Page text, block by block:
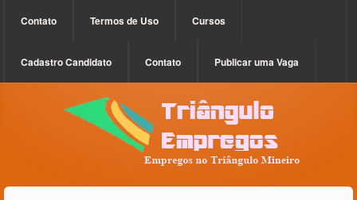
Contato Termos de Uso Cursos
Cadastro Candidato Contato Publicar uma Vaga